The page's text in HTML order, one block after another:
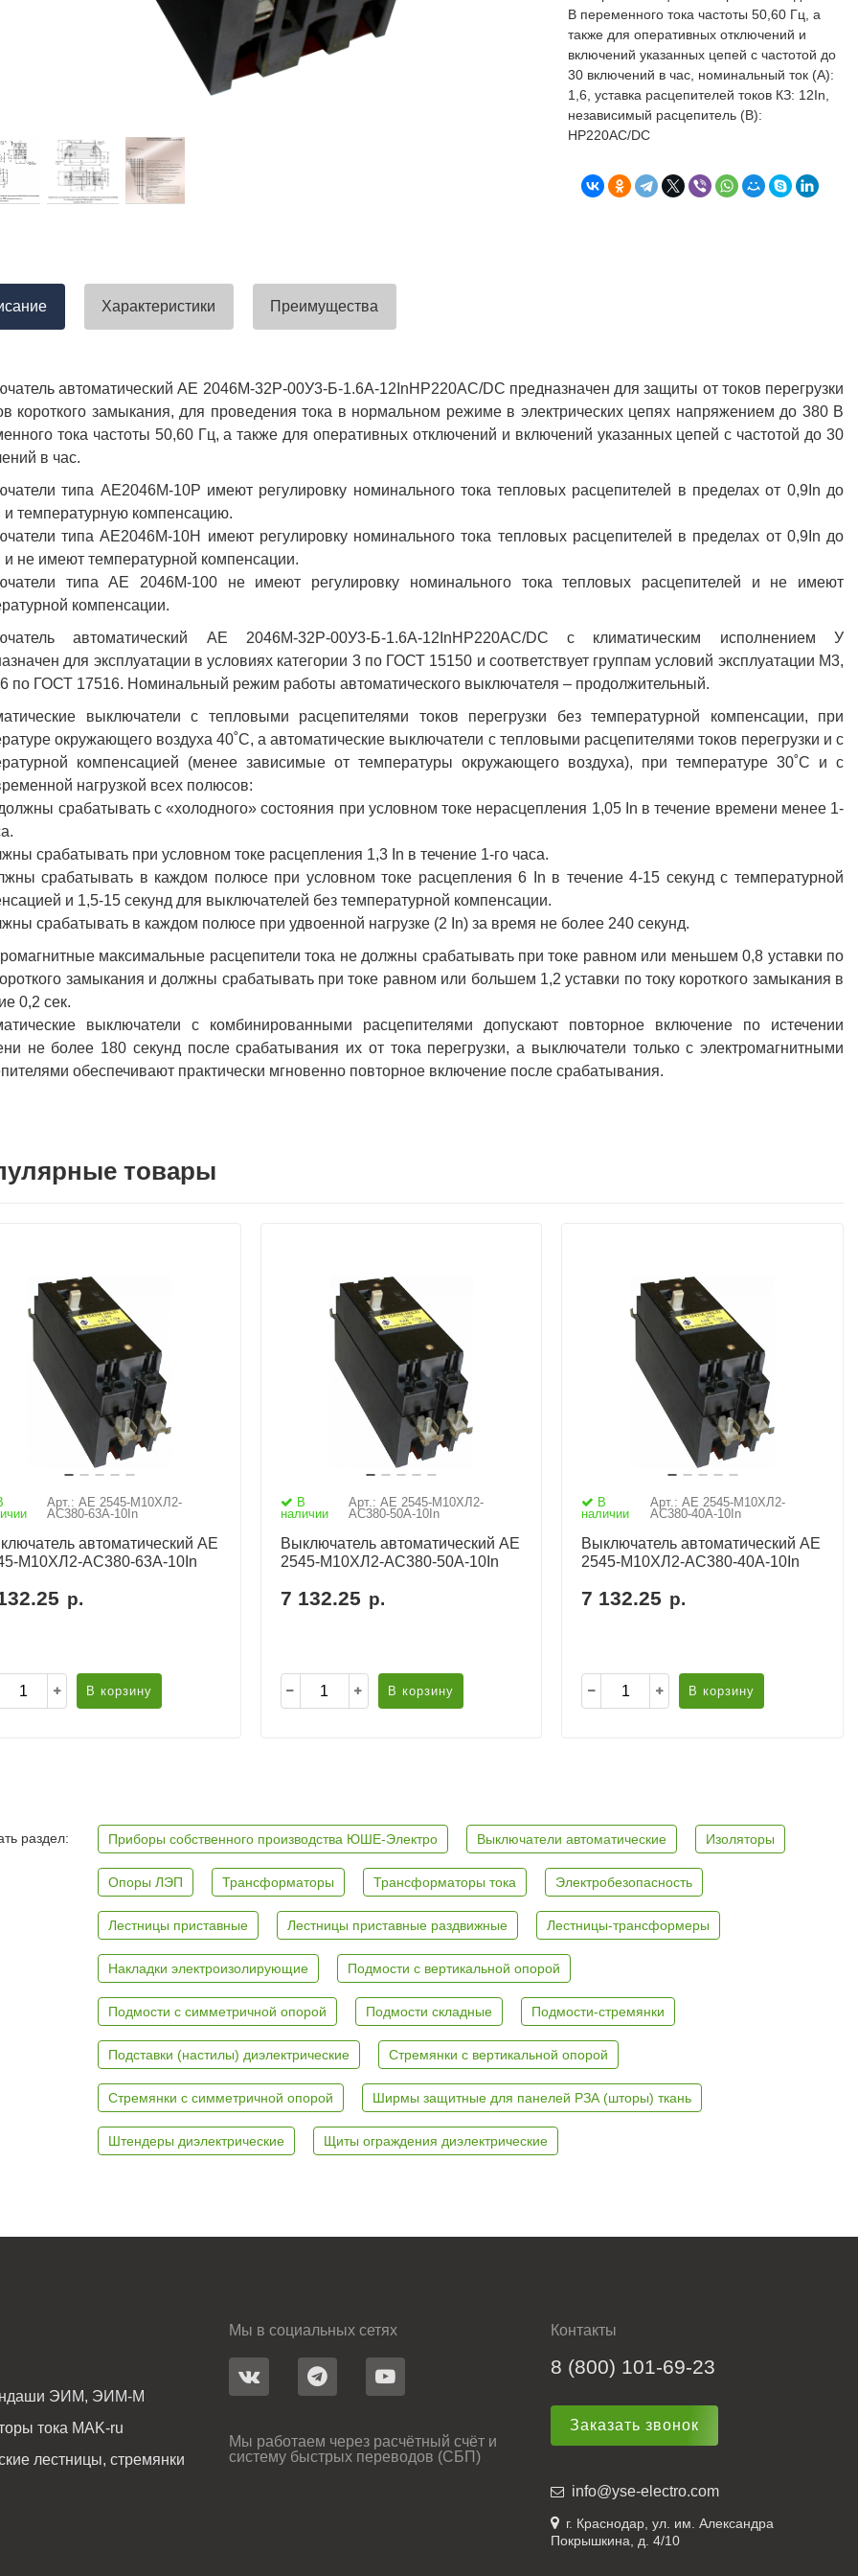
элементы опор высокого
заболонного слоя древесины
изделия (опоры ЛЭП),
моей памяти компания
и поставщик опор ЛЭП
ЛЭП такими документами.
с таким ответственным
успели закрыть смету большого объекта в срок. А
вы получили хороший заказ))
В переменного тока частоты 50,60 Гц, а
также для оперативных отключений и
включений указанных цепей с частотой до
30 включений в час, номинальный ток (А):
1,6, уставка расцепителей токов КЗ: 12In,
независимый расцепитель (В):
НР220AC/DC
Характеристики Преимущества
автоматический АЕ 2046М-32Р-00У3-Б-1.6А-12InНР220AC/DC предназначен для защиты от токов перегрузки
короткого замыкания, для проведения тока в нормальном режиме в электрических цепях напряжением до 380 В
тока частоты 50,60 Гц, а также для оперативных отключений и включений указанных цепей с частотой до 30
в час.
типа АЕ2046М-10Р имеют регулировку номинального тока тепловых расцепителей в пределах от 0,9In до
и температурную компенсацию.
типа АЕ2046М-10Н имеют регулировку номинального тока тепловых расцепителей в пределах от 0,9In до
и не имеют температурной компенсации.
типа АЕ 2046М-100 не имеют регулировку номинального тока тепловых расцепителей и не имеют
компенсации.
автоматический АЕ 2046М-32Р-00У3-Б-1.6А-12InНР220AC/DC с климатическим исполнением У
для эксплуатации в условиях категории 3 по ГОСТ 15150 и соответствует группам условий эксплуатации М3,
по ГОСТ 17516. Номинальный режим работы автоматического выключателя – продолжительный.
выключатели с тепловыми расцепителями токов перегрузки без температурной компенсации, при
окружающего воздуха 40˚С, а автоматические выключатели с тепловыми расцепителями токов перегрузки и с
компенсацией (менее зависимые от температуры окружающего воздуха), при температуре 30˚С и с
нагрузкой всех полюсов:
срабатывать с «холодного» состояния при условном токе нерасцепления 1,05 In в течение времени менее 1-
срабатывать при условном токе расцепления 1,3 In в течение 1-го часа.
срабатывать в каждом полюсе при условном токе расцепления 6 In в течение 4-15 секунд с температурной
и 1,5-15 секунд для выключателей без температурной компенсации.
срабатывать в каждом полюсе при удвоенной нагрузке (2 In) за время не более 240 секунд.
максимальные расцепители тока не должны срабатывать при токе равном или меньшем 0,8 уставки по
замыкания и должны срабатывать при токе равном или большем 1,2 уставки по току короткого замыкания в
0,2 сек.
выключатели с комбинированными расцепителями допускают повторное включение по истечении
не более 180 секунд после срабатывания их от тока перегрузки, а выключатели только с электромагнитными
обеспечивают практически мгновенно повторное включение после срабатывания.
товары
Арт.: АЕ 2545-М10ХЛ2-
AC380-63А-10In
автоматический АЕ
М10ХЛ2-AC380-63А-10In
р.
В корзину
В
наличии
Арт.: АЕ 2545-М10ХЛ2-
AC380-50А-10In
Выключатель автоматический АЕ
2545-М10ХЛ2-AC380-50А-10In
7 132.25 р.
В корзину
В
наличии
Арт.: АЕ 2545-М10ХЛ2-
AC380-40А-10In
Выключатель автоматический АЕ
2545-М10ХЛ2-AC380-40А-10In
7 132.25 р.
В корзину
раздел: Приборы собственного производства ЮШЕ-Электро Выключатели автоматические Изоляторы
Опоры ЛЭП Трансформаторы Трансформаторы тока Электробезопасность
Лестницы приставные Лестницы приставные раздвижные Лестницы-трансформеры
Накладки электроизолирующие Подмости с вертикальной опорой
Подмости с симметричной опорой Подмости складные Подмости-стремянки
Подставки (настилы) диэлектрические Стремянки с вертикальной опорой
Стремянки с симметричной опорой Ширмы защитные для панелей РЗА (шторы) ткань
Штендеры диэлектрические Щиты ограждения диэлектрические
ЭИМ, ЭИМ-М
тока MAK-ru
лестницы, стремянки
Мы в социальных сетях
Мы работаем через расчётный счёт и
систему быстрых переводов (СБП)
Контакты
8 (800) 101-69-23
Заказать звонок
info@yse-electro.com
г. Краснодар, ул. им. Александра
Покрышкина, д. 4/10